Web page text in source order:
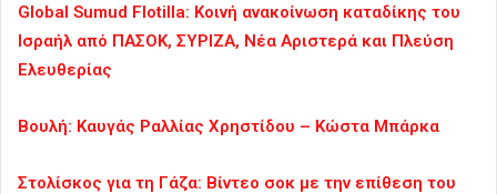
Global Sumud Flotilla: Κοινή ανακοίνωση καταδίκης του
Ισραήλ από ΠΑΣΟΚ, ΣΥΡΙΖΑ, Νέα Αριστερά και Πλεύση
Ελευθερίας
Βουλή: Καυγάς Ραλλίας Χρηστίδου – Κώστα Μπάρκα
Στολίσκος για τη Γάζα: Βίντεο σοκ με την επίθεση του